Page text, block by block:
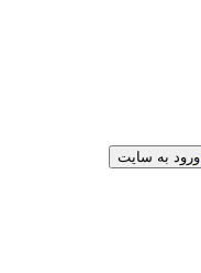
ورود به سایت